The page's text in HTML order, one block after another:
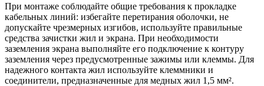
При монтаже соблюдайте общие требования к прокладке
кабельных линий: избегайте перетирания оболочки, не
допускайте чрезмерных изгибов, используйте правильные
средства зачистки жил и экрана. При необходимости
заземления экрана выполняйте его подключение к контуру
заземления через предусмотренные зажимы или клеммы. Для
надежного контакта жил используйте клеммники и
соединители, предназначенные для медных жил 1,5 мм².